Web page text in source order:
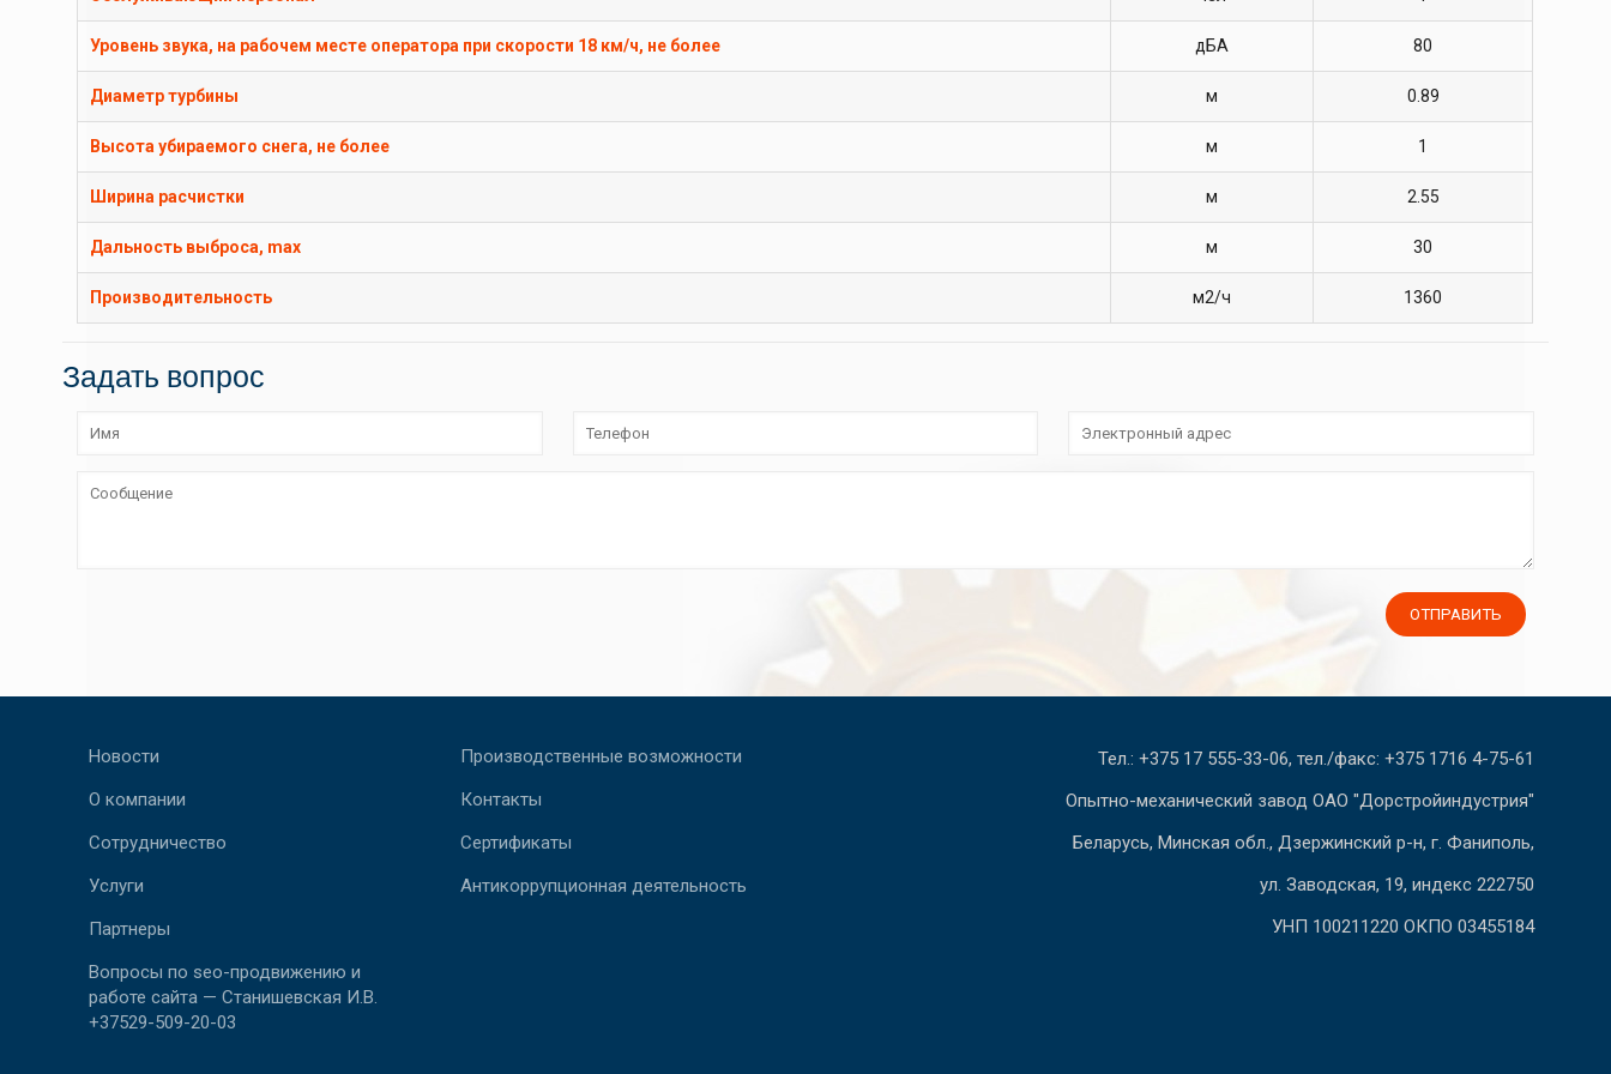
Уровень звука, на рабочем месте оператора при скорости 18 км/ч, не более дБА 80
Диаметр турбины м 0.89
Высота убираемого снега, не более м 1
Ширина расчистки м 2.55
Дальность выброса, max м 30
Производительность м2/ч 1360
Задать вопрос
Новости
О компании
Сотрудничество
Услуги
Партнеры
Вопросы по seo-продвижению и
работе сайта — Станишевская И.В.
+37529-509-20-03
Производственные возможности
Контакты
Сертификаты
Антикоррупционная деятельность
Тел.: +375 17 555-33-06, тел./факс: +375 1716 4-75-61
Опытно-механический завод ОАО "Дорстройиндустрия"
Беларусь, Минская обл., Дзержинский р-н, г. Фаниполь,
ул. Заводская, 19, индекс 222750
УНП 100211220 ОКПО 03455184